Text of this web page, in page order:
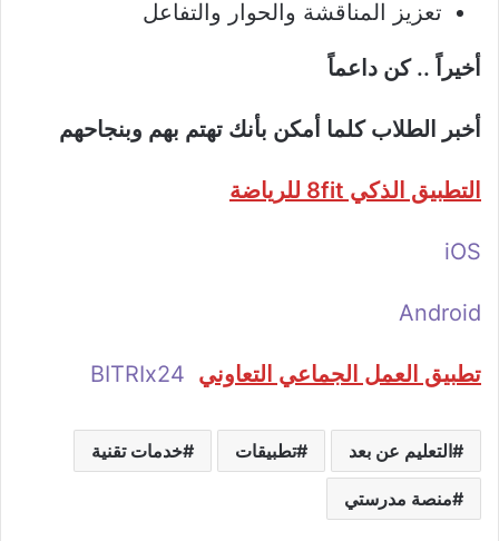
تعزيز المناقشة والحوار والتفاعل
أخيراً .. كن داعماً
أخبر الطلاب كلما أمكن بأنك تهتم بهم وبنجاحهم
التطبيق الذكي 8fit للرياضة
iOS
Android
تطبيق العمل الجماعي التعاوني BITRIx24
التعليم عن بعد تطبيقات خدمات تقنية
منصة مدرستي